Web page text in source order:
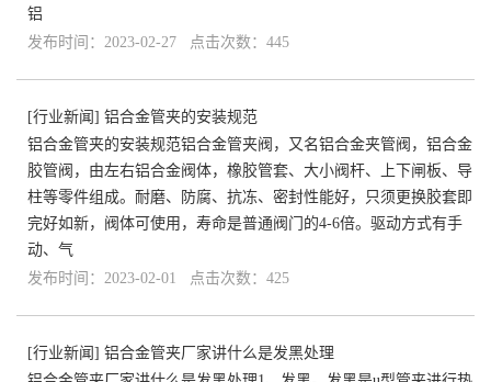
铝
发布时间：2023-02-27 点击次数：445
[行业新闻 ] 铝合金管夹的安装规范
铝合金管夹的安装规范铝合金管夹阀，又名铝合金夹管阀，铝合金
胶管阀，由左右铝合金阀体，橡胶管套、大小阀杆、上下闸板、导
柱等零件组成。耐磨、防腐、抗冻、密封性能好，只须更换胶套即
完好如新，阀体可使用，寿命是普通阀门的4-6倍。驱动方式有手
动、气
发布时间：2023-02-01 点击次数：425
[行业新闻 ] 铝合金管夹厂家讲什么是发黑处理